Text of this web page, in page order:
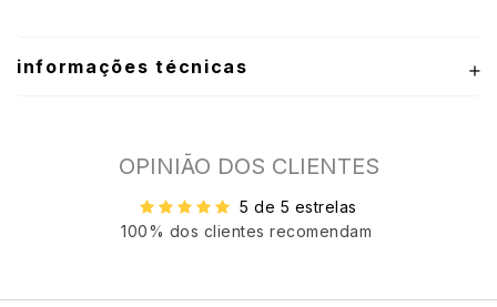
informações técnicas
OPINIÃO DOS CLIENTES
5 de 5 estrelas
100% dos clientes recomendam